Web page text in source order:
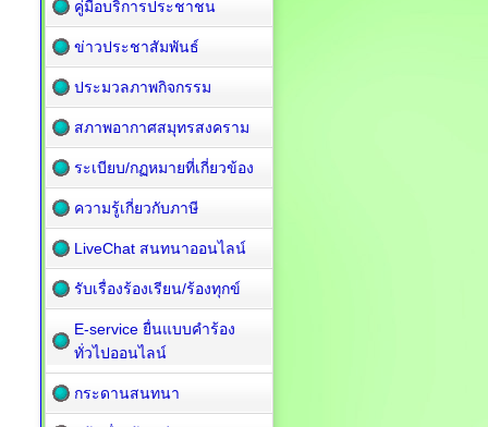
คู่มือบริการประชาชน
ข่าวประชาสัมพันธ์
ประมวลภาพกิจกรรม
สภาพอากาศสมุทรสงคราม
ระเบียบ/กฏหมายที่เกี่ยวข้อง
ความรู้เกี่ยวกับภาษี
LiveChat สนทนาออนไลน์
รับเรื่องร้องเรียน/ร้องทุกข์
E-service ยื่นแบบคำร้อง
ทั่วไปออนไลน์
กระดานสนทนา